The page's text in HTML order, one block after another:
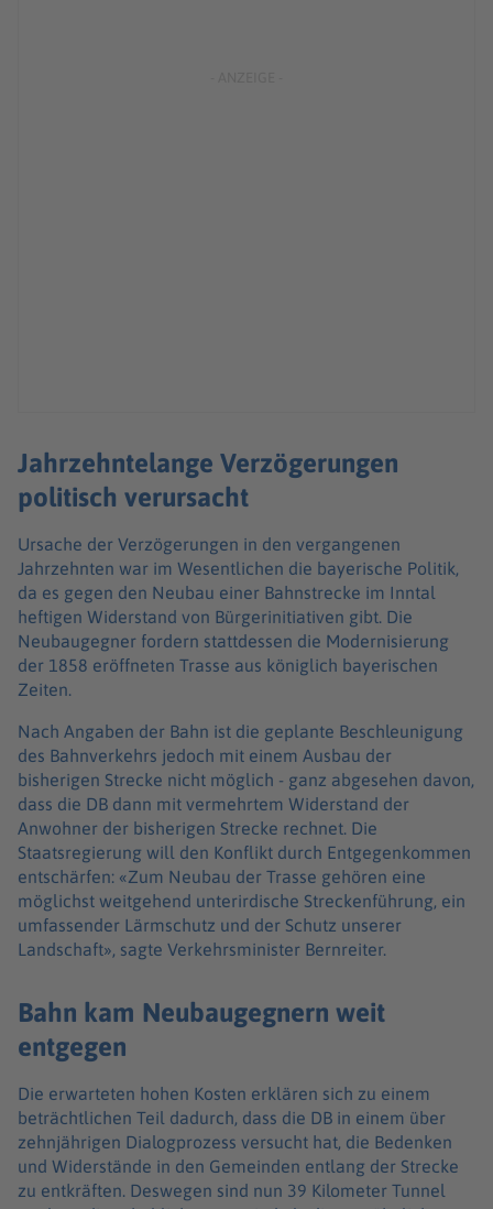
Jahrzehntelange Verzögerungen
politisch verursacht
Ursache der Verzögerungen in den vergangenen
Jahrzehnten war im Wesentlichen die bayerische Politik,
da es gegen den Neubau einer Bahnstrecke im Inntal
heftigen Widerstand von Bürgerinitiativen gibt. Die
Neubaugegner fordern stattdessen die Modernisierung
der 1858 eröffneten Trasse aus königlich bayerischen
Zeiten.
Nach Angaben der Bahn ist die geplante Beschleunigung
des Bahnverkehrs jedoch mit einem Ausbau der
bisherigen Strecke nicht möglich - ganz abgesehen davon,
dass die DB dann mit vermehrtem Widerstand der
Anwohner der bisherigen Strecke rechnet. Die
Staatsregierung will den Konflikt durch Entgegenkommen
entschärfen: «Zum Neubau der Trasse gehören eine
möglichst weitgehend unterirdische Streckenführung, ein
umfassender Lärmschutz und der Schutz unserer
Landschaft», sagte Verkehrsminister Bernreiter.
Bahn kam Neubaugegnern weit
entgegen
Die erwarteten hohen Kosten erklären sich zu einem
beträchtlichen Teil dadurch, dass die DB in einem über
zehnjährigen Dialogprozess versucht hat, die Bedenken
und Widerstände in den Gemeinden entlang der Strecke
zu entkräften. Deswegen sind nun 39 Kilometer Tunnel